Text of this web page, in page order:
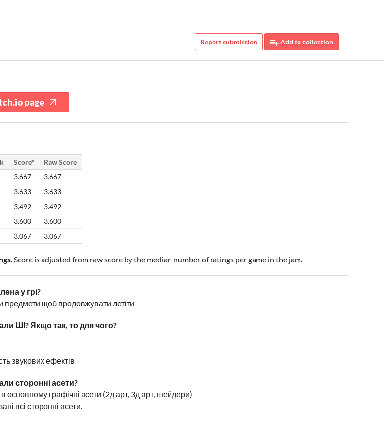
Report submission Add to collection
page
Score*
Raw Score
3.667
3.667
3.633
3.633
3.492
3.492
3.600
3.600
3.067 3.067
. Score is adjusted from raw score by the median number of ratings per game in the jam.
у грі?
предмети щоб продовжувати летіти
ШІ? Якщо так, то для чого?
звукових ефектів
сторонні асети?
основному графічні асети (2д арт, 3д арт, шейдери)
всі сторонні асети.